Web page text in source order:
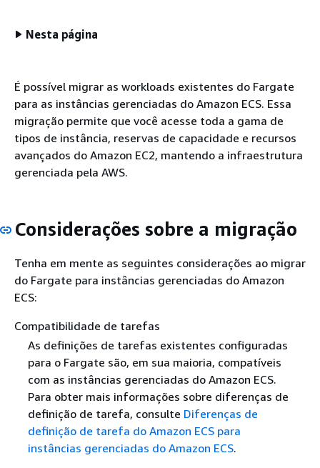
Nesta página
É possível migrar as workloads existentes do Fargate
para as instâncias gerenciadas do Amazon ECS. Essa
migração permite que você acesse toda a gama de
tipos de instância, reservas de capacidade e recursos
avançados do Amazon EC2, mantendo a infraestrutura
gerenciada pela AWS.
Considerações sobre a migração
Tenha em mente as seguintes considerações ao migrar
do Fargate para instâncias gerenciadas do Amazon
ECS:
Compatibilidade de tarefas
As definições de tarefas existentes configuradas
para o Fargate são, em sua maioria, compatíveis
com as instâncias gerenciadas do Amazon ECS.
Para obter mais informações sobre diferenças de
definição de tarefa, consulte Diferenças de
definição de tarefa do Amazon ECS para
instâncias gerenciadas do Amazon ECS.